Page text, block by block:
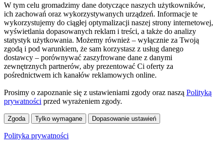
W tym celu gromadzimy dane dotyczące naszych użytkowników,
ich zachowań oraz wykorzystywanych urządzeń. Informacje te
wykorzystujemy do ciągłej optymalizacji naszej strony internetowej,
wyświetlania dopasowanych reklam i treści, a także do analizy
statystyk użytkowania. Możemy również – wyłącznie za Twoją
zgodą i pod warunkiem, że sam korzystasz z usług danego
dostawcy – porównywać zaszyfrowane dane z danymi
zewnętrznych partnerów, aby prezentować Ci oferty za
pośrednictwem ich kanałów reklamowych online.
Prosimy o zapoznanie się z ustawieniami zgody oraz naszą Polityką
prywatności przed wyrażeniem zgody.
Zgoda Tylko wymagane Dopasowanie ustawień
Polityka prywatności